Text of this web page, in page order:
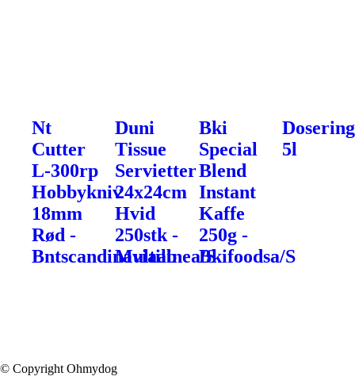
Nt
Cutter
L-300rp
Hobbykniv
18mm
Rød -
Bntscandinaviaab
Duni
Tissue
Servietter
24x24cm
Hvid
250stk -
Multilinea/S
Bki
Special
Blend
Instant
Kaffe
250g -
Bkifoodsa/S
5l
© Copyright Ohmydog